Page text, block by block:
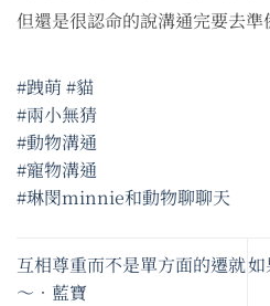
但還是很認命的說溝通完要去準
#跩萌 #貓
#兩小無猜
#動物溝通
#寵物溝通
#琳閔minnie和動物聊聊天
互相尊重而不是單方面的遷就
～•藍寶
如